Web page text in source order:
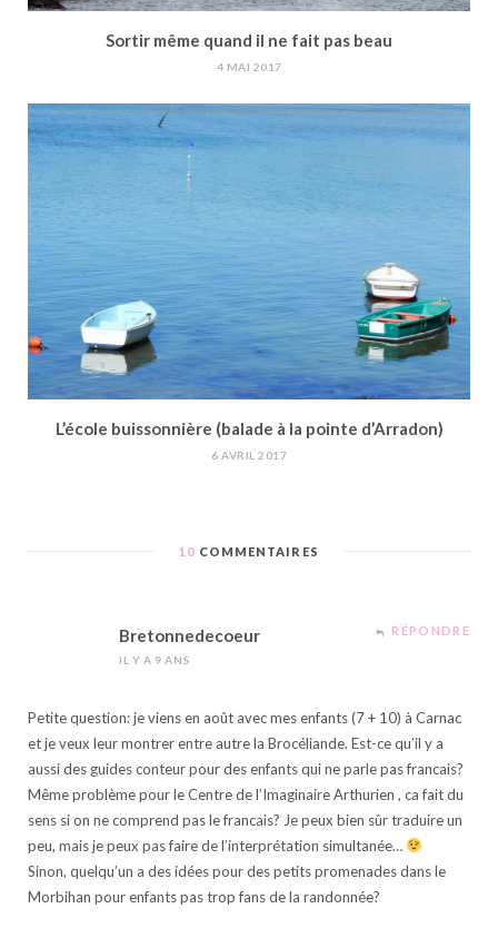
Sortir même quand il ne fait pas beau
4 MAI 2017
L’école buissonnière (balade à la pointe d’Arradon)
6 AVRIL 2017
10 COMMENTAIRES
Bretonnedecoeur
IL Y A 9 ANS
RÉPONDRE
Petite question: je viens en août avec mes enfants (7 + 10) à Carnac
et je veux leur montrer entre autre la Brocéliande. Est-ce qu’il y a
aussi des guides conteur pour des enfants qui ne parle pas francais?
Même problème pour le Centre de l’Imaginaire Arthurien , ca fait du
sens si on ne comprend pas le francais? Je peux bien sûr traduire un
peu, mais je peux pas faire de l’interprétation simultanée…
Sinon, quelqu’un a des idées pour des petits promenades dans le
Morbihan pour enfants pas trop fans de la randonnée?